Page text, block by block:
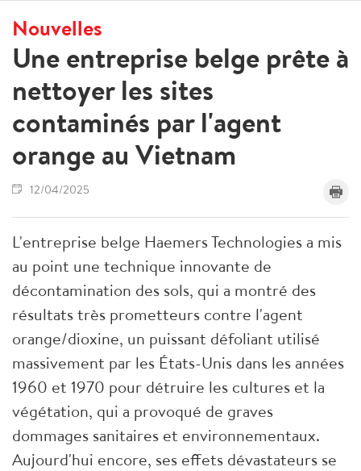
Nouvelles
Une entreprise belge prête à
nettoyer les sites
contaminés par l'agent
orange au Vietnam
12/04/2025
L'entreprise belge Haemers Technologies a mis
au point une technique innovante de
décontamination des sols, qui a montré des
résultats très prometteurs contre l'agent
orange/dioxine, un puissant défoliant utilisé
massivement par les États-Unis dans les années
1960 et 1970 pour détruire les cultures et la
végétation, qui a provoqué de graves
dommages sanitaires et environnementaux.
Aujourd'hui encore, ses effets dévastateurs se